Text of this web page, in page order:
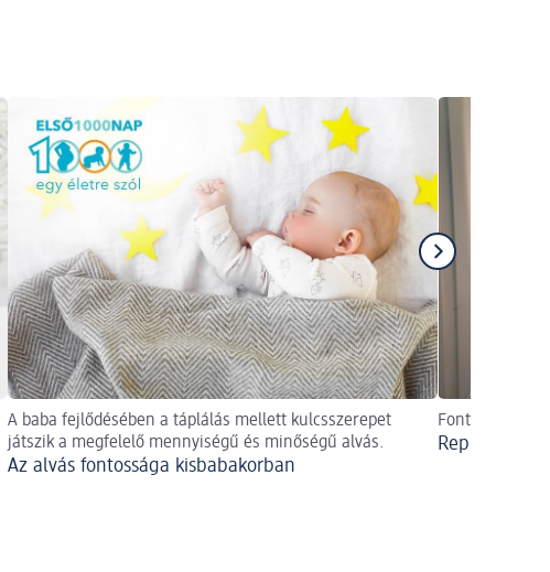
A baba fejlődésében a táplálás mellett kulcsszerepet
játszik a megfelelő mennyiségű és minőségű alvás.
Az alvás fontossága kisbabakorban
Fontos
Repülés